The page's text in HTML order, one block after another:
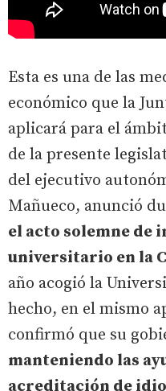
Esta es una de las
económico que la
aplicará para el
de la presente
del ejecutivo
Mañueco, anunció
el acto solemne de
universitario en la
año acogió la
hecho, en el mismo
confirmó que su
manteniendo las
acreditación de